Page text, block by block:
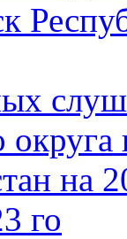
на
го